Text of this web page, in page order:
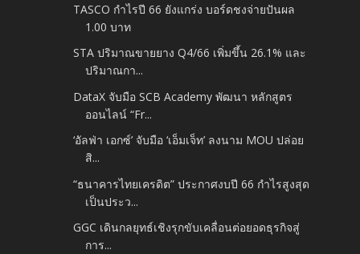
TASCO กำไรปี 66 ยังแกร่ง บอร์ดชงจ่ายปันผล
1.00 บาท
STA ปริมาณขายยาง Q4/66 เพิ่มขึ้น 26.1% และ
ปริมาณกา...
DataX จับมือ SCB Academy พัฒนา หลักสูตร
ออนไลน์ “Fr...
‘อัลฟ่า เอกซ์’ จับมือ ‘เอ็มเจ็ท’ ลงนาม MOU ปล่อย
สิ...
“ธนาคารไทยเครดิต” ประกาศงบปี 66 กำไรสูงสุด
เป็นประว...
GGC เดินกลยุทธ์เชิงรุกขับเคลื่อนต่อยอดธุรกิจสู่
การ...